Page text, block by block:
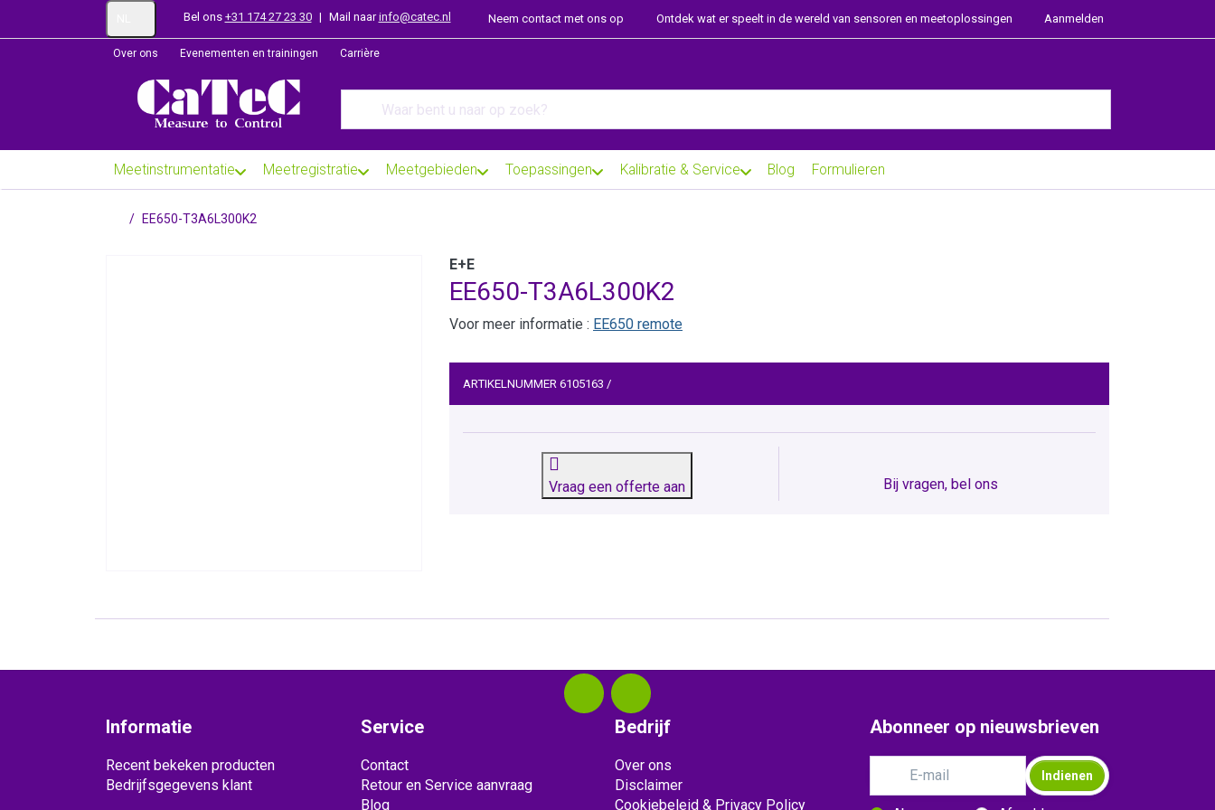
Bel ons +31 174 27 23 30 | Mail naarinfo@catec.nl Neem contact met ons op Ontdek wat er speelt in de wereld van sensoren en meetoplossingen Aanmelden
Over ons Evenementen en trainingen Carrière
Meetinstrumentatie Meetregistratie Meetgebieden Toepassingen Kalibratie & Service Blog Formulieren
Startpagina
EE650-T3A6L300K2
E+E
EE650-T3A6L300K2
Voor meer informatie : EE650 remote
ARTIKELNUMMER 6105163 /
Vraag een offerte aan Bij vragen, bel ons
Informatie
Recent bekeken producten
Bedrijfsgegevens klant
Service
Contact
Retour en Service aanvraag
Blog
Bedrijf
Over ons
Disclaimer
Cookiebeleid & Privacy Policy
Abonneer op nieuwsbrieven
Indienen